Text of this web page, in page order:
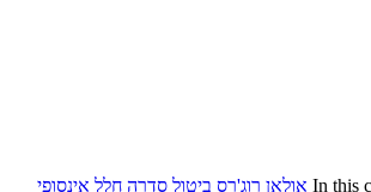
In this אולאן רוג'רס ביטול סדרה חלל אינסופי